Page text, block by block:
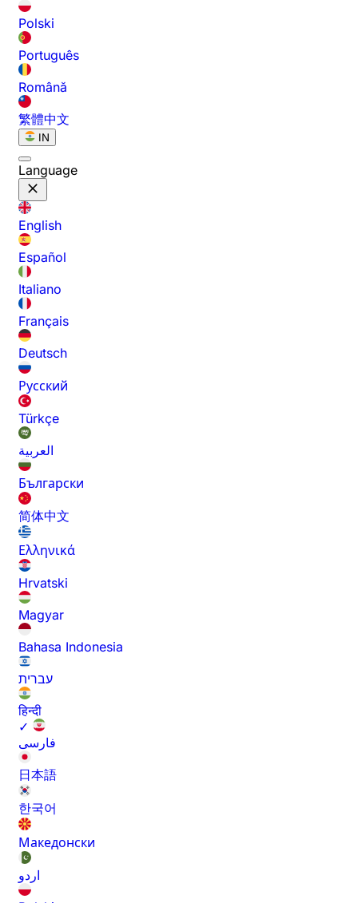
Polski
Português
Română
繁體中文
IN
Language
English
Español
Italiano
Français
Deutsch
Русский
Türkçe
العربية
Български
简体中文
Ελληνικά
Hrvatski
Magyar
Bahasa Indonesia
עברית
हिन्दी
✓
فارسی
日本語
한국어
Македонски
اردو